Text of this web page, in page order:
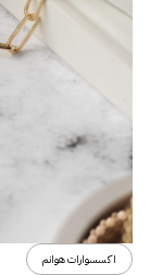
اكسسوارات هوانم